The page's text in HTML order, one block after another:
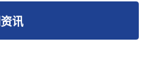
资讯